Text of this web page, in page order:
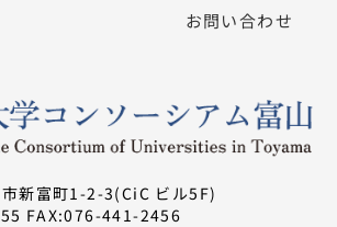
お問い合わせ
新富町1-2-3(CiC ビル5F)
FAX:076-441-2456